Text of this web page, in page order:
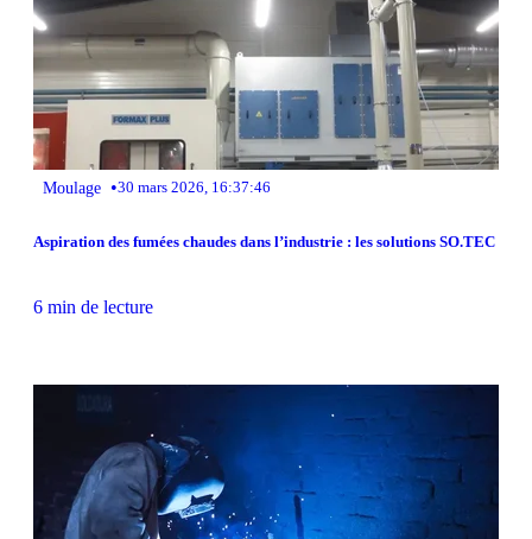
Moulage •30 mars 2026, 16:37:46
Aspiration des fumées chaudes dans l’industrie : les solutions SO.TEC
6 min de lecture